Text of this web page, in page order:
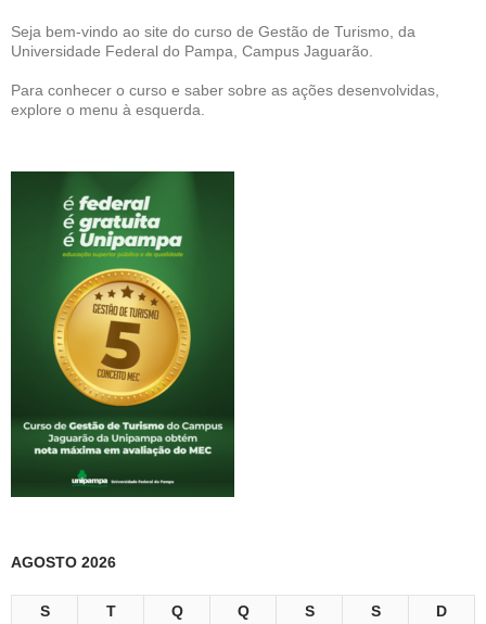
Seja bem-vindo ao site do curso de Gestão de Turismo, da
Universidade Federal do Pampa, Campus Jaguarão.
Para conhecer o curso e saber sobre as ações desenvolvidas,
explore o menu à esquerda.
AGOSTO 2026
S T Q Q S S
D